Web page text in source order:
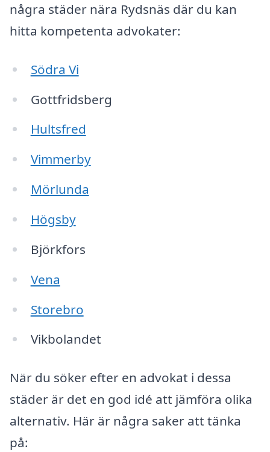
några städer nära Rydsnäs där du kan
hitta kompetenta advokater:
Södra Vi
Gottfridsberg
Hultsfred
Vimmerby
Mörlunda
Högsby
Björkfors
Vena
Storebro
Vikbolandet
När du söker efter en advokat i dessa
städer är det en god idé att jämföra olika
alternativ. Här är några saker att tänka
på: